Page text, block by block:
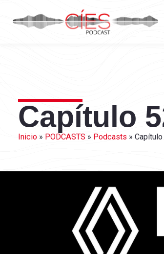
Capítulo
Inicio » PODCASTS » Podcasts »